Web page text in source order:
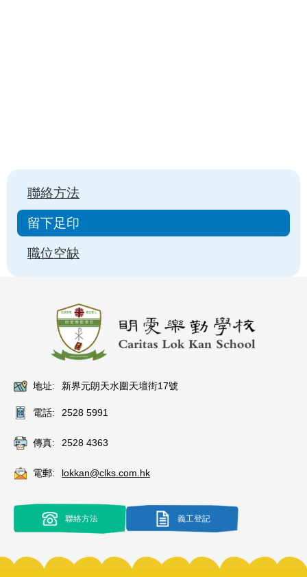
Main
navigation
聯絡方法
留下足印
職位空缺
地址: 新界元朗天水圍天壇街17號
電話: 2528 5991
傳真: 2528 4363
電郵: lokkan@clks.com.hk
聯絡方法 義工登記